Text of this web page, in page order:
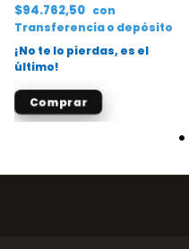
$94.762,50 con
Transferencia o depósito
¡No te lo pierdas, es el
último!